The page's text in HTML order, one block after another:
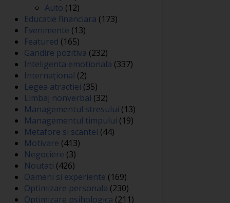
Auto (12)
Educatie financiara (173)
Evenimente (13)
Featured (165)
Gandire pozitiva (232)
Inteligenta emotionala (337)
Internațional (2)
Legea atractiei (35)
Limbaj nonverbal (32)
Managementul stresului (13)
Managementul timpului (19)
Metafore si scantei (44)
Motivare (413)
Negociere (3)
Noutati (426)
Oameni si experiente (169)
Optimizare personala (230)
Optimizare psihologica (211)